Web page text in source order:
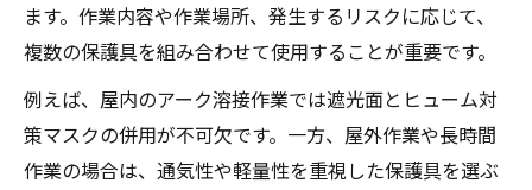
ます。作業内容や作業場所、発生するリスクに応じて、
複数の保護具を組み合わせて使用することが重要です。
例えば、屋内のアーク溶接作業では遮光面とヒューム対
策マスクの併用が不可欠です。一方、屋外作業や長時間
作業の場合は、通気性や軽量性を重視した保護具を選ぶ